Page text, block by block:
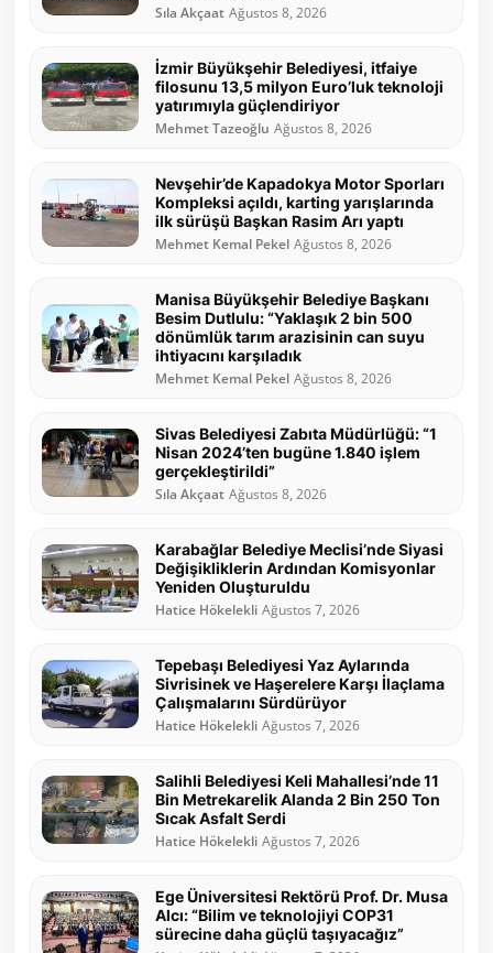
Sıla Akçaat Ağustos 8, 2026
İzmir Büyükşehir Belediyesi, itfaiye
filosunu 13,5 milyon Euro’luk teknoloji
yatırımıyla güçlendiriyor
Mehmet Tazeoğlu Ağustos 8, 2026
Nevşehir’de Kapadokya Motor Sporları
Kompleksi açıldı, karting yarışlarında
ilk sürüşü Başkan Rasim Arı yaptı
Mehmet Kemal Pekel Ağustos 8, 2026
Manisa Büyükşehir Belediye Başkanı
Besim Dutlulu: “Yaklaşık 2 bin 500
dönümlük tarım arazisinin can suyu
ihtiyacını karşıladık
Mehmet Kemal Pekel Ağustos 8, 2026
Sivas Belediyesi Zabıta Müdürlüğü: “1
Nisan 2024’ten bugüne 1.840 işlem
gerçekleştirildi”
Sıla Akçaat Ağustos 8, 2026
Karabağlar Belediye Meclisi’nde Siyasi
Değişikliklerin Ardından Komisyonlar
Yeniden Oluşturuldu
Hatice Hökelekli Ağustos 7, 2026
Tepebaşı Belediyesi Yaz Aylarında
Sivrisinek ve Haşerelere Karşı İlaçlama
Çalışmalarını Sürdürüyor
Hatice Hökelekli Ağustos 7, 2026
Salihli Belediyesi Keli Mahallesi’nde 11
Bin Metrekarelik Alanda 2 Bin 250 Ton
Sıcak Asfalt Serdi
Hatice Hökelekli Ağustos 7, 2026
Ege Üniversitesi Rektörü Prof. Dr. Musa
Alcı: “Bilim ve teknolojiyi COP31
sürecine daha güçlü taşıyacağız”